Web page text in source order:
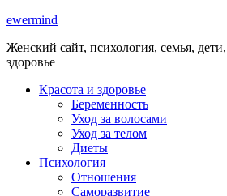
ewermind
Женский сайт, психология, семья,
здоровье
Красота и здоровье
Беременность
Уход за волосами
Уход за телом
Диеты
Психология
Отношения
Саморазвитие